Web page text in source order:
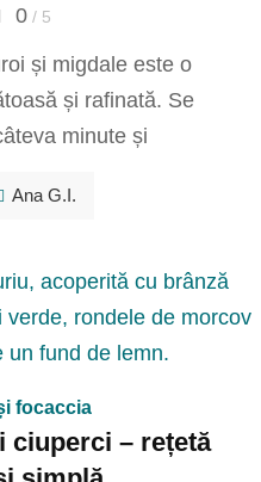
0/ 5
și migdale este o
și rafinată. Se
minute și
Ana G.I.
focaccia
ciuperci – rețetă